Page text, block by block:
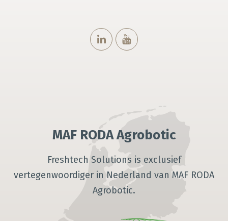
MAF RODA Agrobotic
Freshtech Solutions is exclusief
vertegenwoordiger in Nederland van MAF RODA
Agrobotic.